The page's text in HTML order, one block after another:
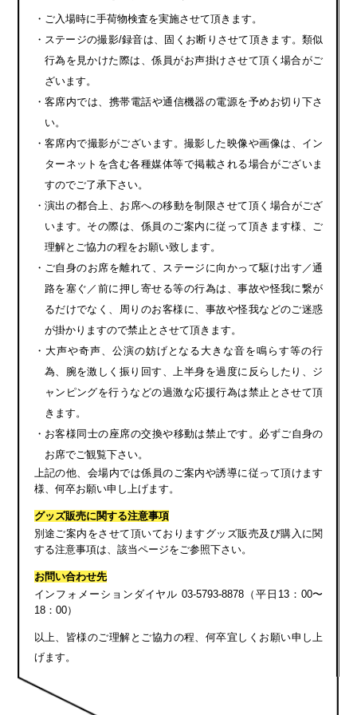
・ご入場時に手荷物検査を実施させて頂きます。
・ステージの撮影/録音は、固くお断りさせて頂きます。類似
行為を見かけた際は、係員がお声掛けさせて頂く場合がご
ざいます。
・客席内では、携帯電話や通信機器の電源を予めお切り下さ
い。
・客席内で撮影がございます。撮影した映像や画像は、イン
ターネットを含む各種媒体等で掲載される場合がございま
すのでご了承下さい。
・演出の都合上、お席への移動を制限させて頂く場合がござ
います。その際は、係員のご案内に従って頂きます様、ご
理解とご協力の程をお願い致します。
・ご自身のお席を離れて、ステージに向かって駆け出す／通
路を塞ぐ／前に押し寄せる等の行為は、事故や怪我に繋が
るだけでなく、周りのお客様に、事故や怪我などのご迷惑
が掛かりますので禁止とさせて頂きます。
・大声や奇声、公演の妨げとなる大きな音を鳴らす等の行
為、腕を激しく振り回す、上半身を過度に反らしたり、ジ
ャンピングを行うなどの過激な応援行為は禁止とさせて頂
きます。
・お客様同士の座席の交換や移動は禁止です。必ずご自身の
お席でご観覧下さい。
上記の他、会場内では係員のご案内や誘導に従って頂けます
様、何卒お願い申し上げます。
グッズ販売に関する注意事項
別途ご案内をさせて頂いておりますグッズ販売及び購入に関
する注意事項は、該当ページをご参照下さい。
お問い合わせ先
インフォメーションダイヤル 03-5793-8878（平日13：00〜
18：00）
以上、皆様のご理解とご協力の程、何卒宜しくお願い申し上
げます。